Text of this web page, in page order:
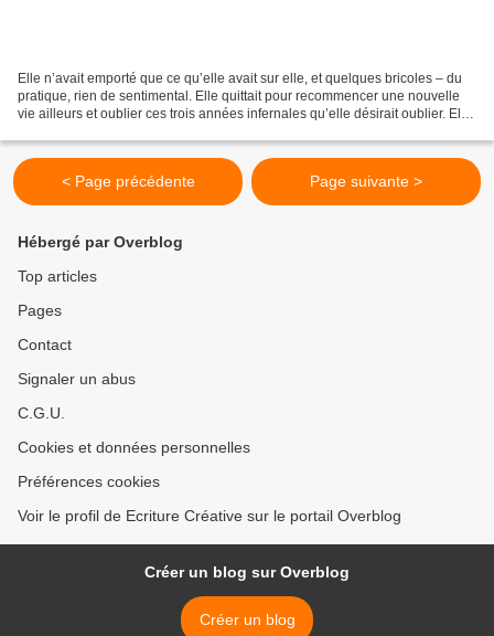
Elle n’avait emporté que ce qu’elle avait sur elle, et quelques bricoles – du
pratique, rien de sentimental. Elle quittait pour recommencer une nouvelle
vie ailleurs et oublier ces trois années infernales qu’elle désirait oublier. Elle
< Page précédente Page suivante >
Hébergé par Overblog
Top articles
Pages
Contact
Signaler un abus
C.G.U.
Cookies et données personnelles
Préférences cookies
Voir le profil de Ecriture Créative sur le portail Overblog
Créer un blog sur Overblog
Créer un blog